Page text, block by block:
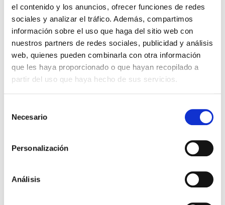
el contenido y los anuncios, ofrecer funciones de redes
sociales y analizar el tráfico. Además, compartimos
información sobre el uso que haga del sitio web con
nuestros partners de redes sociales, publicidad y análisis
web, quienes pueden combinarla con otra información
que les haya proporcionado o que hayan recopilado a
partir del uso que haya hecho de sus servicios.
Necesario
Personalización
Análisis